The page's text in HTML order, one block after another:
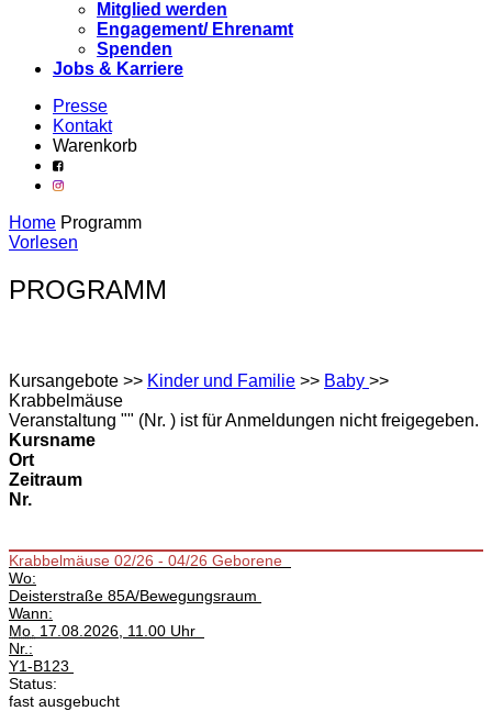
Mitglied werden
Engagement/ Ehrenamt
Spenden
Jobs & Karriere
Presse
Kontakt
Warenkorb
Home Programm
Vorlesen
PROGRAMM
Kursangebote >> Kinder und Familie >> Baby >>
Krabbelmäuse
Veranstaltung "" (Nr. ) ist für Anmeldungen nicht freigegeben.
Kursname
Ort
Zeitraum
Nr.
Krabbelmäuse 02/26 - 04/26 Geborene
Wo:
Deisterstraße 85A/Bewegungsraum
Wann:
Mo. 17.08.2026, 11.00 Uhr
Nr.:
Y1-B123
Status:
fast ausgebucht